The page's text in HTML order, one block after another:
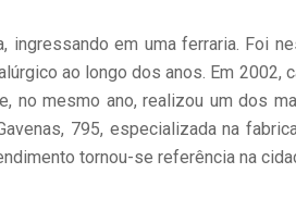
em uma ferraria. Foi
ao longo dos anos. Em 2002,
no mesmo ano, realizou um dos
795, especializada na
tornou-se referência na